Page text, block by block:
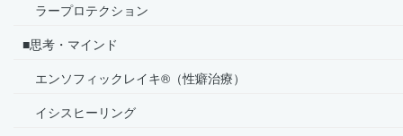
ラープロテクション
■思考・マインド
エンソフィックレイキ®（性癖治療）
イシスヒーリング